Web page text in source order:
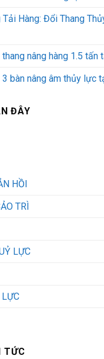
Tải Hàng: Đổi Thang
nâng hàng 1.5 tấn
bàn nâng âm thủy lực
ĐÂY
HỒI
TRÌ
LỰC
LỰC
TỨC